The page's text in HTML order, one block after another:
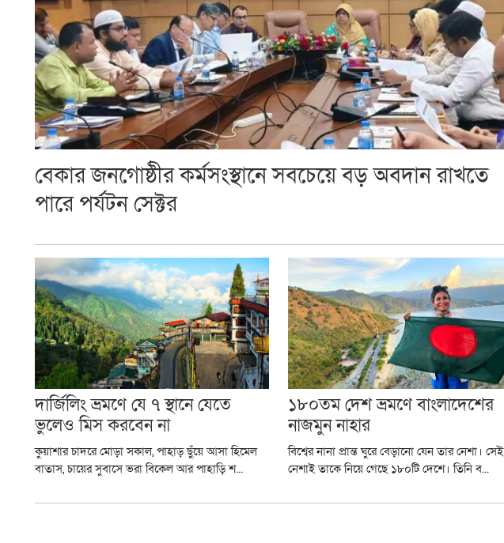
বেকার জনগোষ্ঠীর কর্মসংস্থানে সবচেয়ে বড় অবদান রাখতে
পারে পর্যটন সেক্টর
দার্জিলিং ভ্রমণে যে ৭ স্থানে যেতে
ভুলেও মিস করবেন না
কুয়াশার চাদরে মোড়া সকাল, পাহাড় ছুঁয়ে আসা হিমেল
বাতাস, চায়ের সুবাসে ভরা বিকেল আর পাহাড়ি শ...
১৮০তম দেশ ভ্রমণে বাংলাদেশের
নাজমুন নাহার
বিশ্বের নানা প্রান্ত ঘুরে বেড়ানো যেন তার নেশা। সেই
নেশাই তাকে নিয়ে গেছে ১৮০টি দেশে। তিনি ব...